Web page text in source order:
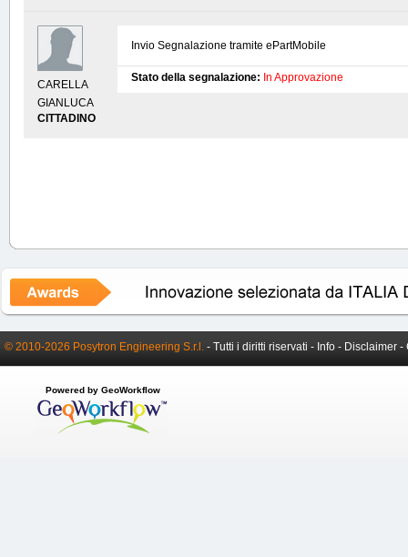
CARELLA
GIANLUCA
CITTADINO
Invio Segnalazione tramite ePartMobile
Stato della segnalazione: In Approvazione
© 2010-2026 Posytron Engineering S.r.l. - Tutti i diritti riservati - Info - Disclaimer -
Powered by GeoWorkflow